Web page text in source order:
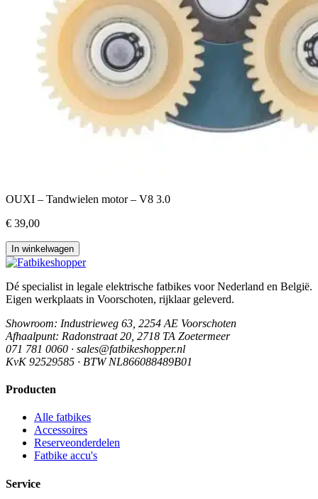
OUXI – Tandwielen motor – V8 3.0
€ 39,00
In winkelwagen
Dé specialist in legale elektrische fatbikes voor Nederland en België.
Eigen werkplaats in Voorschoten, rijklaar geleverd.
Showroom: Industrieweg 63, 2254 AE Voorschoten
Afhaalpunt: Radonstraat 20, 2718 TA Zoetermeer
071 781 0060 · sales@fatbikeshopper.nl
KvK 92529585 · BTW NL866088489B01
Producten
Alle fatbikes
Accessoires
Reserveonderdelen
Fatbike accu's
Service